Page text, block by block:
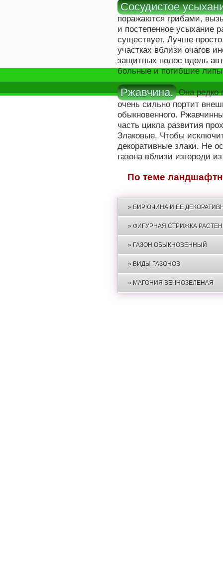
Сосудистое
поражаются грибами,
и постепенное усыхание
существует. Лучше
участках вблизи очагов
защитных полос вдоль
больные и погибшие
Ржавчина. Она редко
очень сильно портит
обыкновенного.
часть цикла развития
Злаковые. Чтобы
декоративные злаки. Не
газона вблизи изгороди
По теме
» БИРЮЧИНА И ЕЕ
Бирючина
» ФИГУРНАЯ СТРИЖКА
Фигурная
» ГАЗОН ОБЫКНОВЕННЫЙ
» ВИДЫ ГАЗОНОВ
Типы
» МАГОНИЯ ВЕЧНОЗЕЛЕНАЯ